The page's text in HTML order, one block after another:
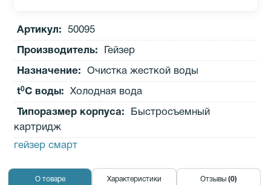
Артикул: 50095
Производитель: Гейзер
Назначение: Очистка жесткой воды
t0C воды: Холодная вода
Типоразмер корпуса:
Быстросъемный
картридж
гейзер смарт
О товаре Характеристики Отзывы (0)